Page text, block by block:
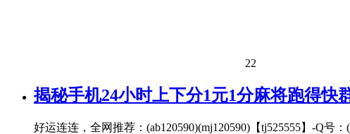
22
揭秘手机24小时上下分1元1分麻将跑得快
好运连连，全网推荐：(ab120590)(mj120590)【tj525555】-Q号